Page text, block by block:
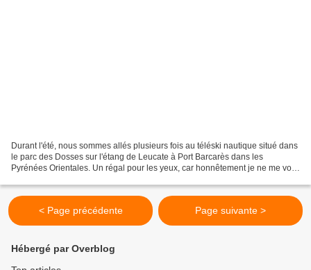
Durant l'été, nous sommes allés plusieurs fois au téléski nautique situé dans
le parc des Dosses sur l'étang de Leucate à Port Barcarès dans les
Pyrénées Orientales. Un régal pour les yeux, car honnêtement je ne me vois
< Page précédente Page suivante >
Hébergé par Overblog